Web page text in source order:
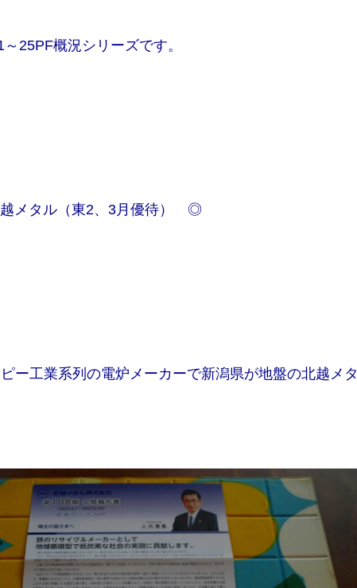
25PF概況シリーズです。
メタル（東2、3月優待） ◎
ー工業系列の電炉メーカーで新潟県が地盤の北越メタ